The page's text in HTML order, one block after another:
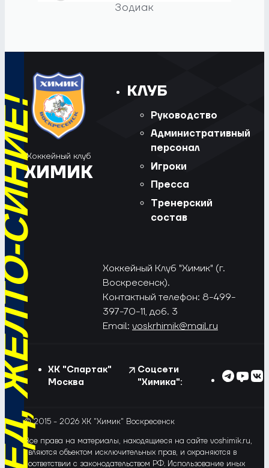
Зодиак
СИНИЕ!
Хоккейный клуб
ХИМИК
КЛУБ
Руководство
Административный
персонал
Игроки
Пресса
Тренерский
состав
Хоккейный Клуб "Химик" (г.
Воскресенск).
Контактный телефон: 8-499-
397-70-11, доб. 3
Email: voskrhimik@mail.ru
ХК "Спартак"
Москва
Соцсети
"Химика":
© 2015 - 2026 ХК "Химик" Воскресенск
Все права на материалы, находящиеся на сайте voshimik.ru,
являются объектом исключительных прав, и охраняются в
соответствии с законодательством РФ. Использование иных